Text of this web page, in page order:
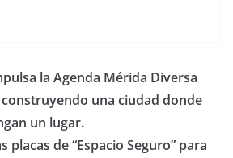
la Agenda Mérida Diversa
una ciudad donde
un lugar.
placas de “Espacio Seguro” para